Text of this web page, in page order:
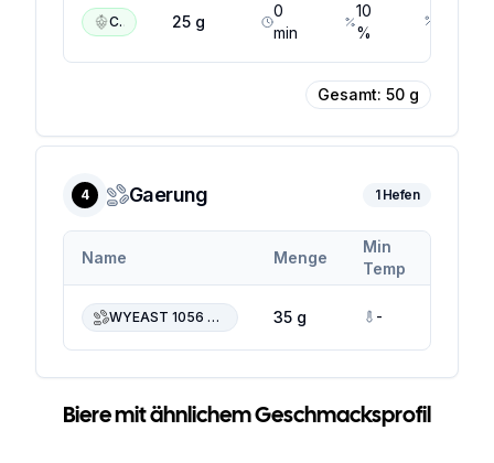
Citra 25 g
0
min
10
%
Gesamt: 50 g
4 Gaerung 1Hefen
Name Menge
Min
Temp
WYEAST 1056 American Ale 35 g -
Biere mit ähnlichem Geschmacksprofil